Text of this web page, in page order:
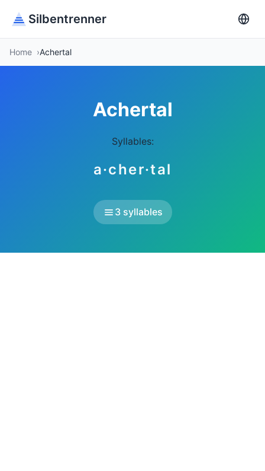
Silbentrenner
Home Achertal
Achertal
Syllables:
a·cher·tal
3 syllables